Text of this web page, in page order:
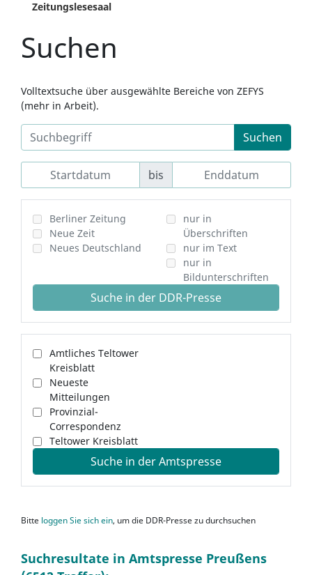
Zeitungslesesaal
Suchen
Volltextsuche über ausgewählte Bereiche von ZEFYS
(mehr in Arbeit).
Suchen
bis
Berliner Zeitung
Neue Zeit
Neues Deutschland
nur in
Überschriften
nur im Text
nur in
Bildunterschriften
Suche in der DDR-Presse
Amtliches Teltower
Kreisblatt
Neueste
Mitteilungen
Provinzial-
Correspondenz
Teltower Kreisblatt
Suche in der Amtspresse
Bitte loggen Sie sich ein, um die DDR-Presse zu durchsuchen
Suchresultate in Amtspresse Preußens